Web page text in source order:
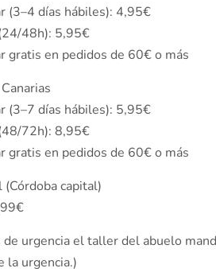
(3–4 días hábiles): 4,95€
48h): 5,95€
gratis en pedidos de 60€ o más
(3–7 días hábiles): 5,95€
72h): 8,95€
gratis en pedidos de 60€ o más
(Córdoba capital)
de urgencia el taller del abuelo
la urgencia.)